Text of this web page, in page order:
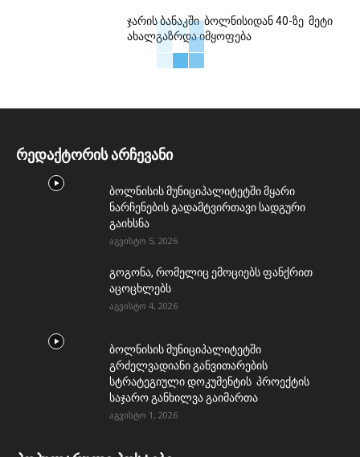
ჯარის ბანაკში ბოლნისიდან 40-ზე მეტი
ახალგაზრდა იმყოფება
რედაქტორის არჩევანი
ბოლნისის მუნიციპალიტეტში მყარი
ნარჩენების გადამტვირთავი სადგური
გაიხსნა
აგვისტო 5, 2026
გოგონა, რომელიც ემოციებს ფანქრით
აცოცხლებს
აგვისტო 4, 2026
ბოლნისის მუნიციპალიტეტში
გრძელვადიანი განვითარების
სტრატეგიული დოკუმენტის პროექტის
საჯარო განხილვა გაიმართა
აგვისტო 1, 2026